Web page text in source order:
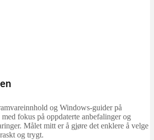
og Windows-guider på
fokus på oppdaterte anbefalinger og
Målet mitt er å gjøre det enklere å velge
og trygt.